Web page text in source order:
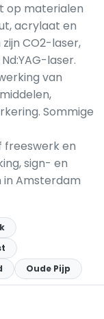
op materialen
acrylaat en
CO2-laser,
laser.
van
Sommige
freeswerk en
sign- en
Amsterdam
Oude Pijp